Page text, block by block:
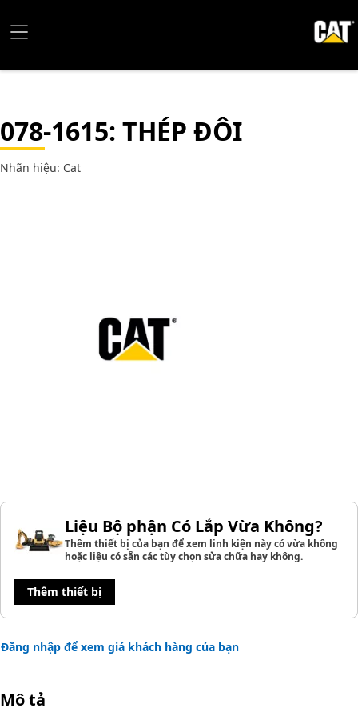
078-1615: THÉP ĐÔI
Nhãn hiệu: Cat
Liệu Bộ phận Có Lắp Vừa Không?
Thêm thiết bị của bạn để xem linh kiện này có vừa không
hoặc liệu có sẵn các tùy chọn sửa chữa hay không.
Thêm thiết bị
Đăng nhập để xem giá khách hàng của bạn
Mô tả